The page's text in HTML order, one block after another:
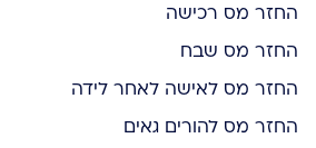
החזר מס רכישה
החזר מס שבח
החזר מס לאישה לאחר לידה
החזר מס להורים גאים